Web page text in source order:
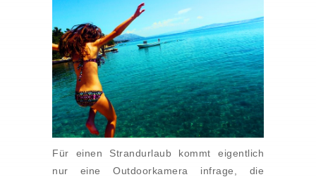
Für einen Strandurlaub kommt eigentlich
nur eine Outdoorkamera infrage, die